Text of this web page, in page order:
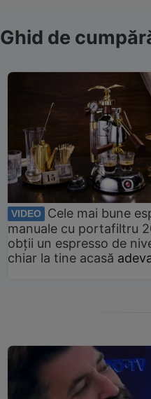
Ghid de
VIDEO
Cele mai bune
manuale cu portafiltru
obții un espresso de
chiar la tine acasă